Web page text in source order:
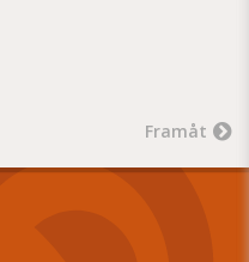
Framåt